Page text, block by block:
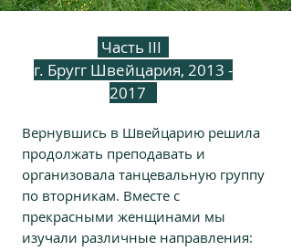
Часть III
г. Бругг Швейцария, 2013 -
2017
Вернувшись в Швейцарию решила
продолжать преподавать и
организовала танцевальную группу
по вторникам. Вместе с
прекрасными женщинами мы
изучали различные направления: